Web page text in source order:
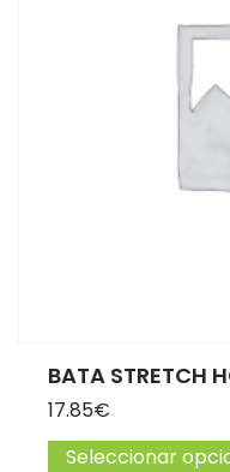
BATA STRETCH
17.85€
Seleccionar